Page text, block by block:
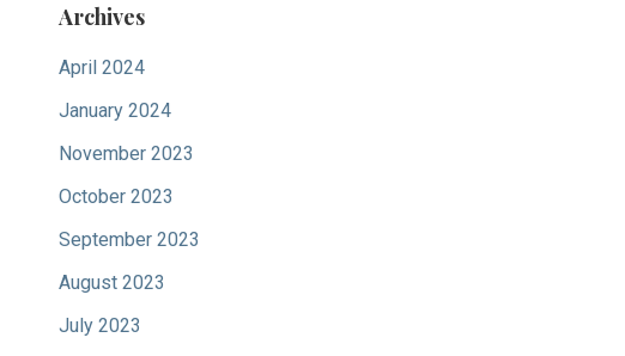
Archives
April 2024
January 2024
November 2023
October 2023
September 2023
August 2023
July 2023